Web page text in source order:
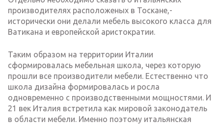
производителях расположеных в Тоскане,-
исторически они делали мебель высокого класса для
Ватикана и европейской аристократии.
Таким образом на территории Италии
сформировалась мебельная школа, через которую
прошли все производители мебели. Естественно что
школа дизайна формировалась и росла
одновременно с производственными мощностями. И
21 век Италия встретила как мировой законодатель
в области мебели. Именно поэтому итальянская